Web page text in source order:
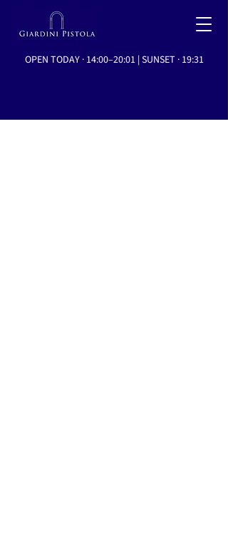
OPEN TODAY · 14:00–20:01 | SUNSET · 19:31